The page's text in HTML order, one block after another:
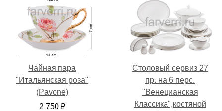
Чайная пара
"Итальянская роза"
(Pavone)
2 750 ₽
Столовый сервиз 27
пр. на 6 перс.
"Венецианская
Классика",костяной